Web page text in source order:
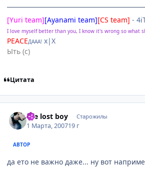
[Yuri team][Ayanami team][CS team] -
I love myself better than you, I know it's wrong so what
PEACEДААА! х|X
Ыть (с)
Цитата
the lost boy Старожилы
1 Марта, 200719 г
АВТОР
да ето не важно даже... ну вот